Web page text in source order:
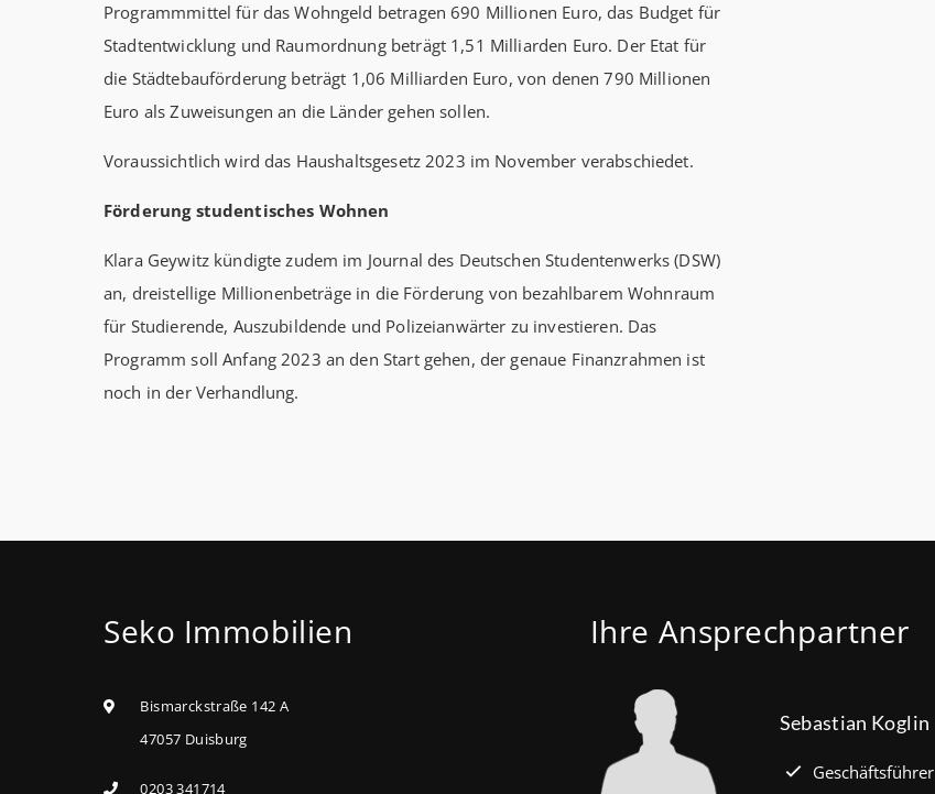
Programmmittel für das Wohngeld betragen 690 Millionen Euro, das Budget für
Stadtentwicklung und Raumordnung beträgt 1,51 Milliarden Euro. Der Etat für
die Städtebauförderung beträgt 1,06 Milliarden Euro, von denen 790 Millionen
Euro als Zuweisungen an die Länder gehen sollen.
Voraussichtlich wird das Haushaltsgesetz 2023 im November verabschiedet.
Förderung studentisches Wohnen
Klara Geywitz kündigte zudem im Journal des Deutschen Studentenwerks (DSW)
an, dreistellige Millionenbeträge in die Förderung von bezahlbarem Wohnraum
für Studierende, Auszubildende und Polizeianwärter zu investieren. Das
Programm soll Anfang 2023 an den Start gehen, der genaue Finanzrahmen ist
noch in der Verhandlung.
Seko Immobilien
Bismarckstraße 142 A
47057 Duisburg
0203 341714
Ihre Ansprechpartner
Sebastian Koglin
Geschäftsführer